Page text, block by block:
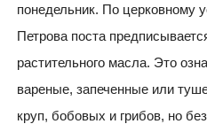
понедельник. По церковному
Петрова поста
растительного масла. Это
вареные, запеченные или
круп, бобовых и грибов, но